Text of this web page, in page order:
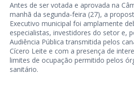
Antes de ser votada e aprovada na
manhã da segunda-feira (27), a
Executivo municipal foi amplamente
especialistas, investidores do setor e,
Audiência Pública transmitida pelos
Cícero Leite e com a presença de
limites de ocupação permitido pelos
sanitário.